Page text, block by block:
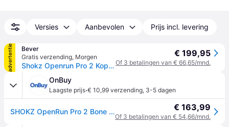
Versies Aanbevolen Prijs incl. levering
advertentie
Bever
Gratis verzending, Morgen
Shokz Openrun Pro 2 Koptelefoon Zwart - One size
€ 199,95
Of 3 betalingen van € 66,65/mnd.
OnBuy
Laagste prijs·€ 10,99 verzending, 3-5 dagen
SHOKZ OpenRun Pro 2 Bone Conduction draadloze hoofdtelefoon met dubbele drivers - Zwart € 163,99
Of 3 betalingen van € 54,66/mnd.